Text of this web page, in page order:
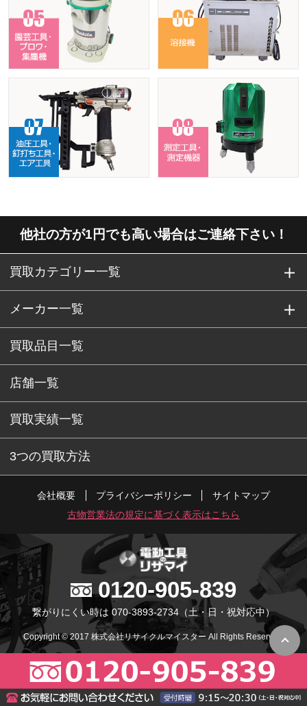
他社の方が1円でも高い場合はご連絡下さい！
買取カテゴリー一覧
メーカー一覧
買取品目一覧
店舗一覧
買取実績一覧
3つの買取方法
会社概要 プライバシーポリシー
サイトマップ
古物営業法の規定に基づく表示はこちら
0120-905-839
繋がりにくい時は 070-3893-2734 （土・日・祝対応中）
Copyright © 2017 株式会社リサイクルマイスター All Rights Reserved.
PC版で表示 スマホ版で表示